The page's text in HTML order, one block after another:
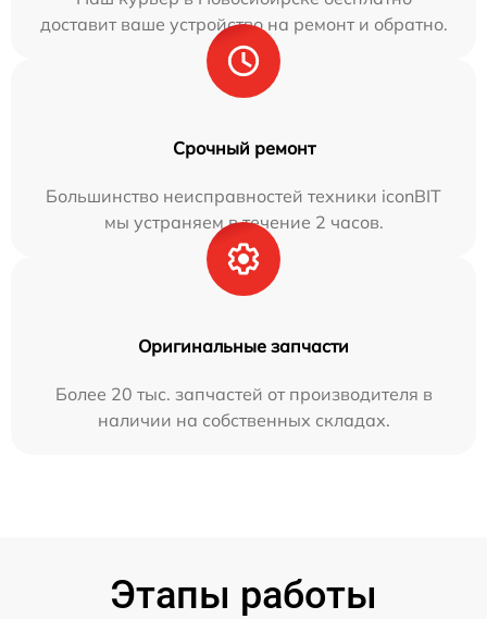
доставит ваше устройство на ремонт и обратно.
Срочный ремонт
Большинство неисправностей техники iconBIT
мы устраняем в течение 2 часов.
Оригинальные запчасти
Более 20 тыс. запчастей от производителя в
наличии на собственных складах.
Этапы работы